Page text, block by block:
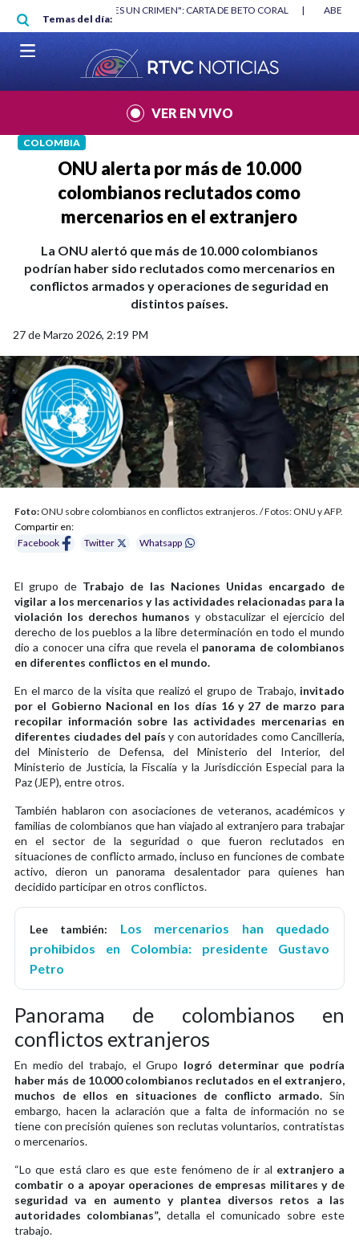
Pasar al contenido principal
Temas del día:
"HABLAR NO ES UN CRIMEN": CARTA DE BETO CORAL |
VER EN VIVO
COLOMBIA
ONU alerta por más de 10.000
colombianos reclutados como
mercenarios en el extranjero
La ONU alertó que más de 10.000 colombianos
podrían haber sido reclutados como mercenarios en
conflictos armados y operaciones de seguridad en
distintos países.
27 de Marzo 2026, 2:19 PM
Foto: ONU sobre colombianos en conflictos extranjeros. / Fotos: ONU y AFP.
Compartir en:
Facebook
Twitter Whatsapp
El grupo de Trabajo de las Naciones Unidas encargado de
vigilar a los mercenarios y las actividades relacionadas para la
violación los derechos humanos y obstaculizar el ejercicio del
derecho de los pueblos a la libre determinación en todo el mundo
dio a conocer una cifra que revela el panorama de colombianos
en diferentes conflictos en el mundo.
En el marco de la visita que realizó el grupo de Trabajo, invitado
por el Gobierno Nacional en los días 16 y 27 de marzo para
recopilar información sobre las actividades mercenarias en
diferentes ciudades del país y con autoridades como Cancillería,
del Ministerio de Defensa, del Ministerio del Interior, del
Ministerio de Justicia, la Fiscalía y la Jurisdicción Especial para la
Paz (JEP), entre otros.
También hablaron con asociaciones de veteranos, académicos y
familias de colombianos que han viajado al extranjero para trabajar
en el sector de la seguridad o que fueron reclutados en
situaciones de conflicto armado, incluso en funciones de combate
activo, dieron un panorama desalentador para quienes han
decidido participar en otros conflictos.
Lee también: Los mercenarios han quedado
prohibidos en Colombia: presidente Gustavo
Petro
Panorama de colombianos en
conflictos extranjeros
En medio del trabajo, el Grupo logró determinar que podría
haber más de 10.000 colombianos reclutados en el extranjero,
muchos de ellos en situaciones de conflicto armado. Sin
embargo, hacen la aclaración que a falta de información no se
tiene con precisión quienes son reclutas voluntarios, contratistas
o mercenarios.
“Lo que está claro es que este fenómeno de ir al extranjero a
combatir o a apoyar operaciones de empresas militares y de
seguridad va en aumento y plantea diversos retos a las
autoridades colombianas”, detalla el comunicado sobre este
trabajo.